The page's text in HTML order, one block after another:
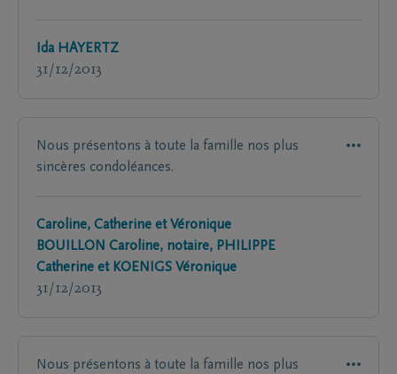
Ida HAYERTZ
31/12/2013
Nous présentons à toute la famille nos plus
sincères condoléances.
Caroline, Catherine et Véronique
BOUILLON Caroline, notaire, PHILIPPE
Catherine et KOENIGS Véronique
31/12/2013
Nous présentons à toute la famille nos plus